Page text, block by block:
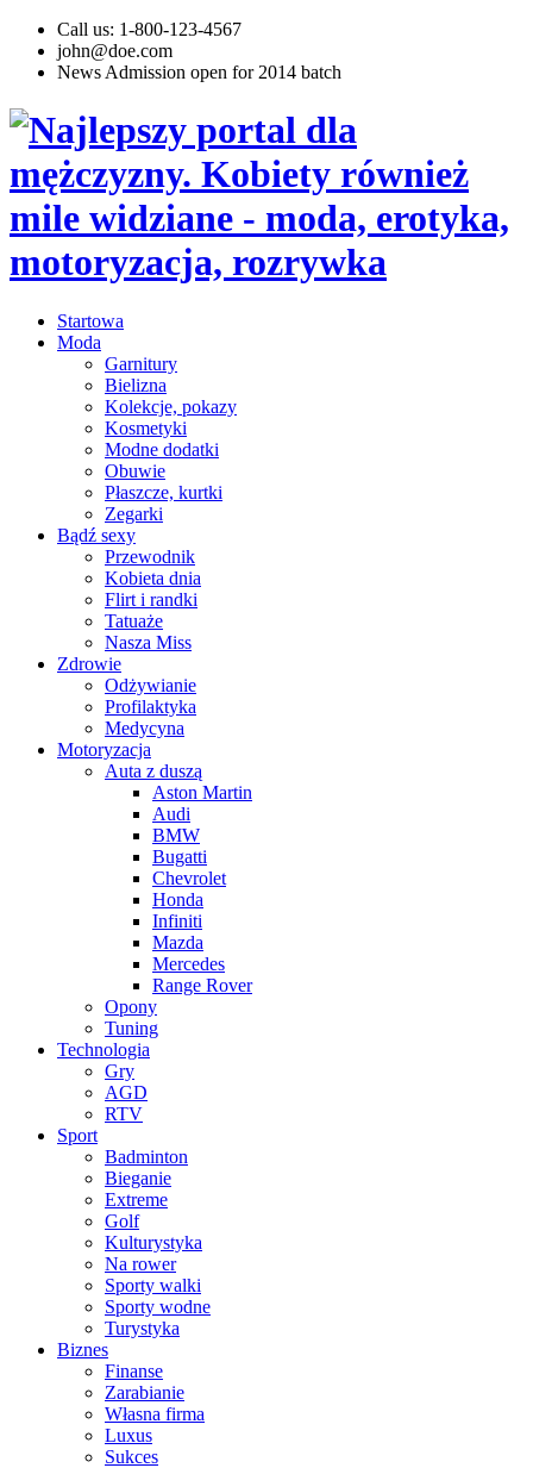
Call us: 1-800-123-4567
john@doe.com
News Admission open for 2014 batch
Startowa
Moda
Garnitury
Bielizna
Kolekcje, pokazy
Kosmetyki
Modne dodatki
Obuwie
Płaszcze, kurtki
Zegarki
Bądź sexy
Przewodnik
Kobieta dnia
Flirt i randki
Tatuaże
Nasza Miss
Zdrowie
Odżywianie
Profilaktyka
Medycyna
Motoryzacja
Auta z duszą
Aston Martin
Audi
BMW
Bugatti
Chevrolet
Honda
Infiniti
Mazda
Mercedes
Range Rover
Opony
Tuning
Technologia
Gry
AGD
RTV
Sport
Badminton
Bieganie
Extreme
Golf
Kulturystyka
Na rower
Sporty walki
Sporty wodne
Turystyka
Biznes
Finanse
Zarabianie
Własna firma
Luxus
Sukces